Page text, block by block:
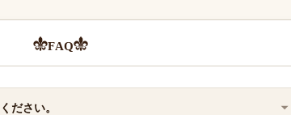
FAQ
ださい。